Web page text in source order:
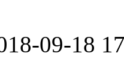
09-18